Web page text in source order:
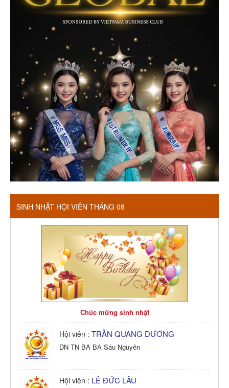
SINH NHẬT HỘI VIÊN THÁNG 08
Chúc mừng sinh nhật
Hội viên : TRẦN QUANG DƯƠNG
DN TN BA BA Sáu Nguyên
Hội viên : LÊ ĐỨC LÂU